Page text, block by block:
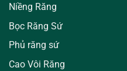
Niềng Răng
Bọc Răng Sứ
Phủ răng sứ
Cao Vôi Răng